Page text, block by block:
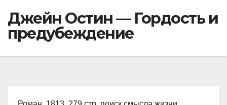
Джейн Остин — Гордость и
предубеждение